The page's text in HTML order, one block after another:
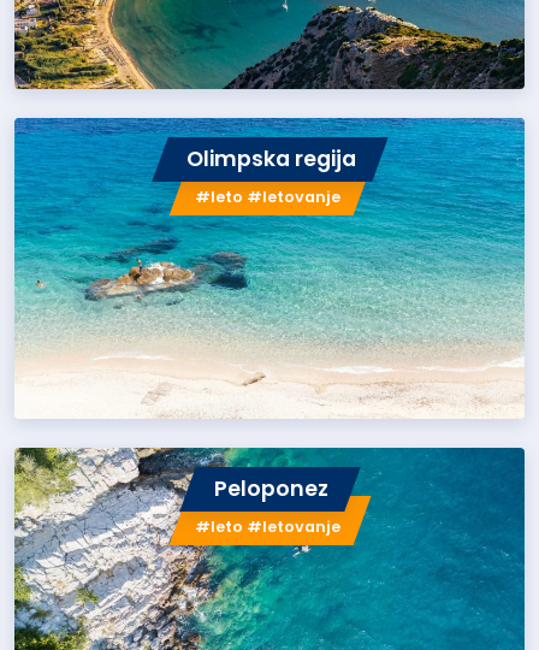
Olimpska regija
#leto #letovanje
Peloponez
#leto #letovanje